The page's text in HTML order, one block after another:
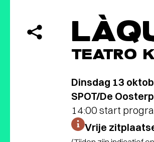
TEATRO
Dinsdag 13
SPOT/De
14:00 start
Vrije